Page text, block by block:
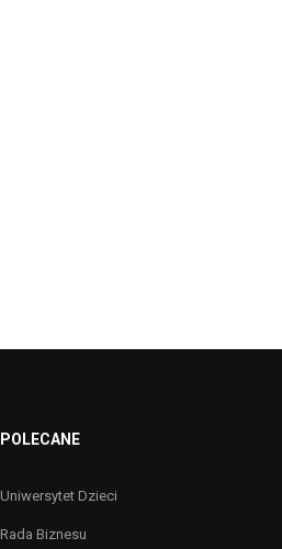
POLECANE
Uniwersytet Dzieci
Rada Biznesu